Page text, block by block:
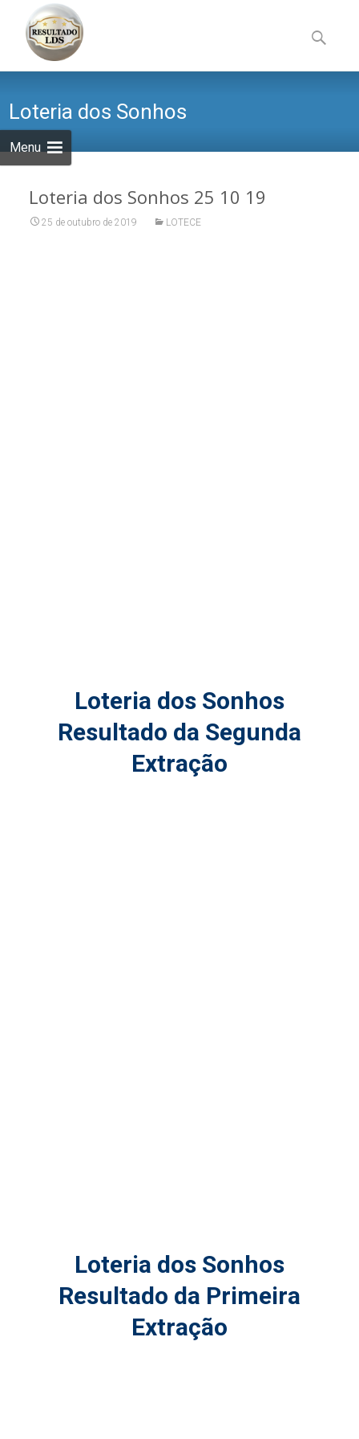
Menu
to
content
por:
Loteria dos Sonhos
Loteria dos Sonhos 25 10 19
25 de outubro de 2019 LOTECE
Loteria dos Sonhos
Resultado da Segunda
Extração
Loteria dos Sonhos
Resultado da Primeira
Extração